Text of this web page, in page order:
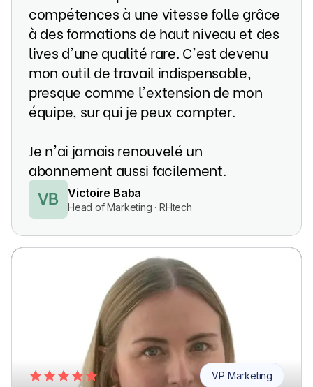
compétences à une vitesse folle grâce
à des formations de haut niveau et des
lives d'une qualité rare. C'est devenu
mon outil de travail indispensable,
presque comme l'extension de mon
équipe, sur qui je peux compter.
Je n'ai jamais renouvelé un
abonnement aussi facilement.
VB Victoire Baba
Head of Marketing · RHtech
VP Marketing